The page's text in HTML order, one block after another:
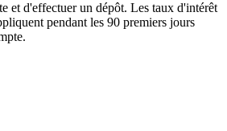
et d'effectuer un dépôt. Les taux d'intérêt
pendant les 90 premiers jours